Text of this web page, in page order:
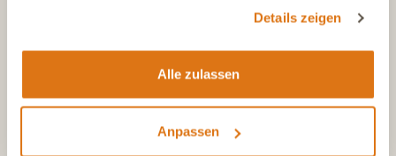
Details zeigen
Alle zulassen
Anpassen
info@dasgesundetier.de
Kontaktformular / Produktberatung